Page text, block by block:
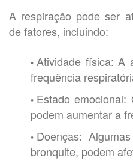
A respiração pode ser
de fatores, incluindo:
Atividade física: A
frequência
Estado
podem aumentar a
Doenças:
bronquite, podem